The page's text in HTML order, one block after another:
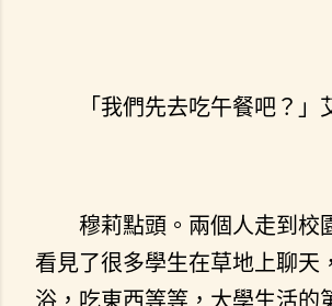
「我們先去吃午餐吧？」
穆莉點頭。兩個人走到校
看見了很多學生在草地上聊天
浴，吃東西等等，大學生活